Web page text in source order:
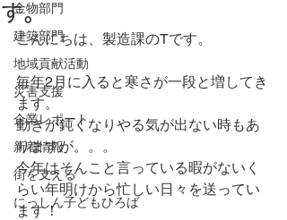
金物部門
建築部門
地域貢献活動
災害支援
企業レポート
新着情報
街を支える
にっしん子どもひろば
す。
こんにちは、製造課のTです。
毎年2月に入ると寒さが一段と増してき
ます。
動きが鈍くなりやる気が出ない時もあ
りますが。。。
今年はそんこと言っている暇がないく
らい年明けから忙しい日々を送ってい
ます！